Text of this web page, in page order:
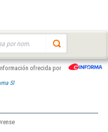
ofrecida por
Sl